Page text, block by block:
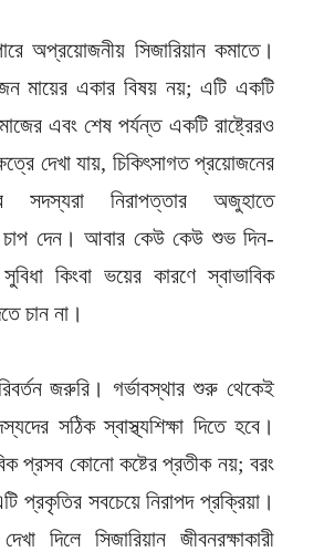
অপ্রয়োজনীয় সিজারিয়ান কমাতে।
মায়ের একার বিষয় নয়; এটি একটি
এবং শেষ পর্যন্ত একটি রাষ্ট্রেরও
দেখা যায়, চিকিৎসাগত প্রয়োজনের
সদস্যরা নিরাপত্তার অজুহাতে
চাপ দেন। আবার কেউ কেউ শুভ দিন-
সুবিধা কিংবা ভয়ের কারণে স্বাভাবিক
চান না।
জরুরি। গর্ভাবস্থার শুরু থেকেই
সঠিক স্বাস্থ্যশিক্ষা দিতে হবে।
প্রসব কোনো কষ্টের প্রতীক নয়; বরং
প্রকৃতির সবচেয়ে নিরাপদ প্রক্রিয়া।
দিলে সিজারিয়ান জীবনরক্ষাকারী